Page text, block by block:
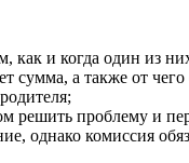
как и когда один из
сумма, а также от чего
проблему и
однако комиссия